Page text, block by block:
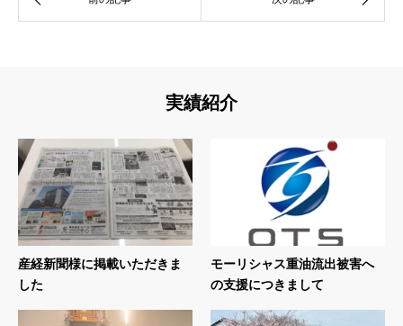
実績紹介
産経新聞様に掲載いただきま
した
モーリシャス重油流出被害へ
の支援につきまして